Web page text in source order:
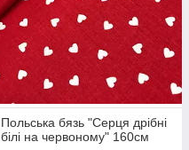
Польська бязь "Серця дрібні
білі на червоному" 160см